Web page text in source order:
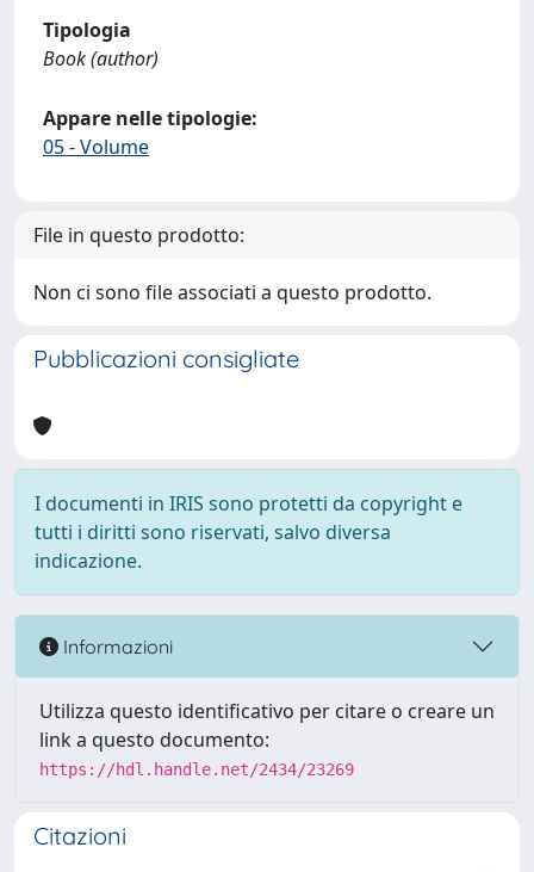
Tipologia
Book (author)
Appare nelle tipologie:
05 - Volume
File in questo prodotto:
Non ci sono file associati a questo prodotto.
Pubblicazioni consigliate
I documenti in IRIS sono protetti da copyright e
tutti i diritti sono riservati, salvo diversa
indicazione.
Informazioni
Utilizza questo identificativo per citare o creare un
link a questo documento:
https://hdl.handle.net/2434/23269
Citazioni